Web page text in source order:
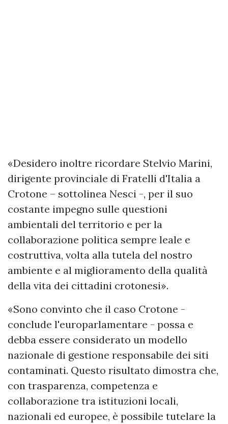
«Desidero inoltre ricordare Stelvio Marini,
dirigente provinciale di Fratelli d'Italia a
Crotone – sottolinea Nesci -, per il suo
costante impegno sulle questioni
ambientali del territorio e per la
collaborazione politica sempre leale e
costruttiva, volta alla tutela del nostro
ambiente e al miglioramento della qualità
della vita dei cittadini crotonesi».
«Sono convinto che il caso Crotone -
conclude l'europarlamentare - possa e
debba essere considerato un modello
nazionale di gestione responsabile dei siti
contaminati. Questo risultato dimostra che,
con trasparenza, competenza e
collaborazione tra istituzioni locali,
nazionali ed europee, è possibile tutelare la